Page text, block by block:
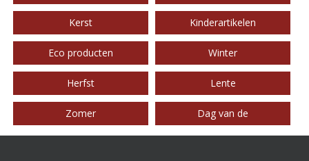
Kerst Kinderartikelen
Eco producten Winter
Herfst Lente
Zomer Dag van de